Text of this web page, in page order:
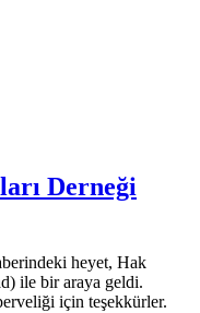
Derneği
heyet, Hak
ile bir araya geldi.
için teşekkürler.